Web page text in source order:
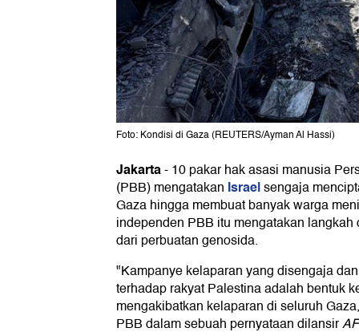
Foto: Kondisi di Gaza (REUTERS/Ayman Al Hassi)
Jakarta-10 pakar hak asasi manusia
(PBB) mengatakan Israelsengaja
Gaza hingga membuat banyak warga
independen PBB itu mengatakan
dari perbuatan genosida.
"Kampanye kelaparan yang disengaja
terhadap rakyat Palestina adalah bentuk
mengakibatkan kelaparan di seluruh
PBB dalam sebuah pernyataan dilansir